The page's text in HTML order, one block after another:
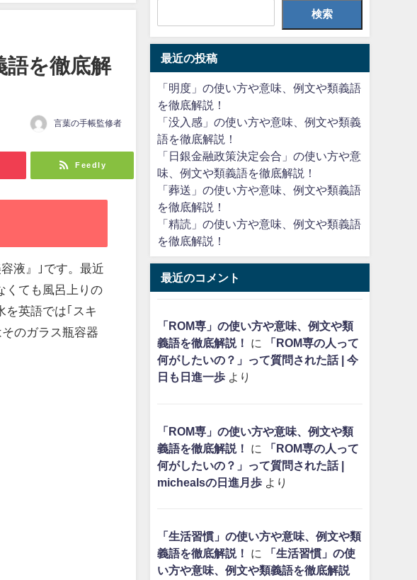
語を徹底解
言葉の手帳監修者
Feedly
液』｣です。最近
くても風呂上りの
を英語では｢スキ
のガラス瓶容器
検索
最近の投稿
「明度」の使い方や意味、例文や類義語
を徹底解説！
「没入感」の使い方や意味、例文や類義
語を徹底解説！
「日銀金融政策決定会合」の使い方や意
味、例文や類義語を徹底解説！
「葬送」の使い方や意味、例文や類義語
を徹底解説！
「精読」の使い方や意味、例文や類義語
を徹底解説！
最近のコメント
「ROM専」の使い方や意味、例文や類
義語を徹底解説！
に
「ROM専の人って
何がしたいの？」って質問された話 | 今
日も日進一歩より
「ROM専」の使い方や意味、例文や類
義語を徹底解説！
に
「ROM専の人って
何がしたいの？」って質問された話 |
michealsの日進月歩より
「生活習慣」の使い方や意味、例文や類
義語を徹底解説！
に
「生活習慣」の使
い方や意味、例文や類義語を徹底解説